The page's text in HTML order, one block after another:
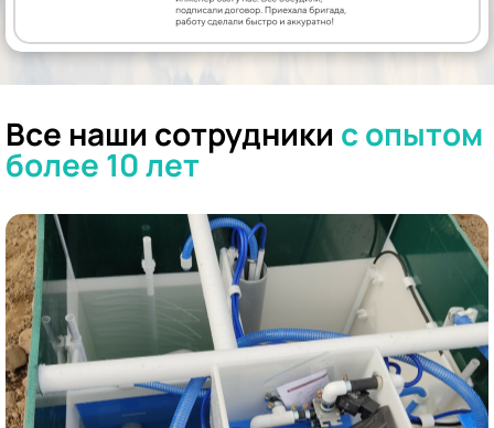
Все наши сотрудники с опытом
более 10 лет